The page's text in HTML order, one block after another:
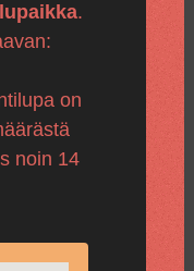
.
on
noin 14